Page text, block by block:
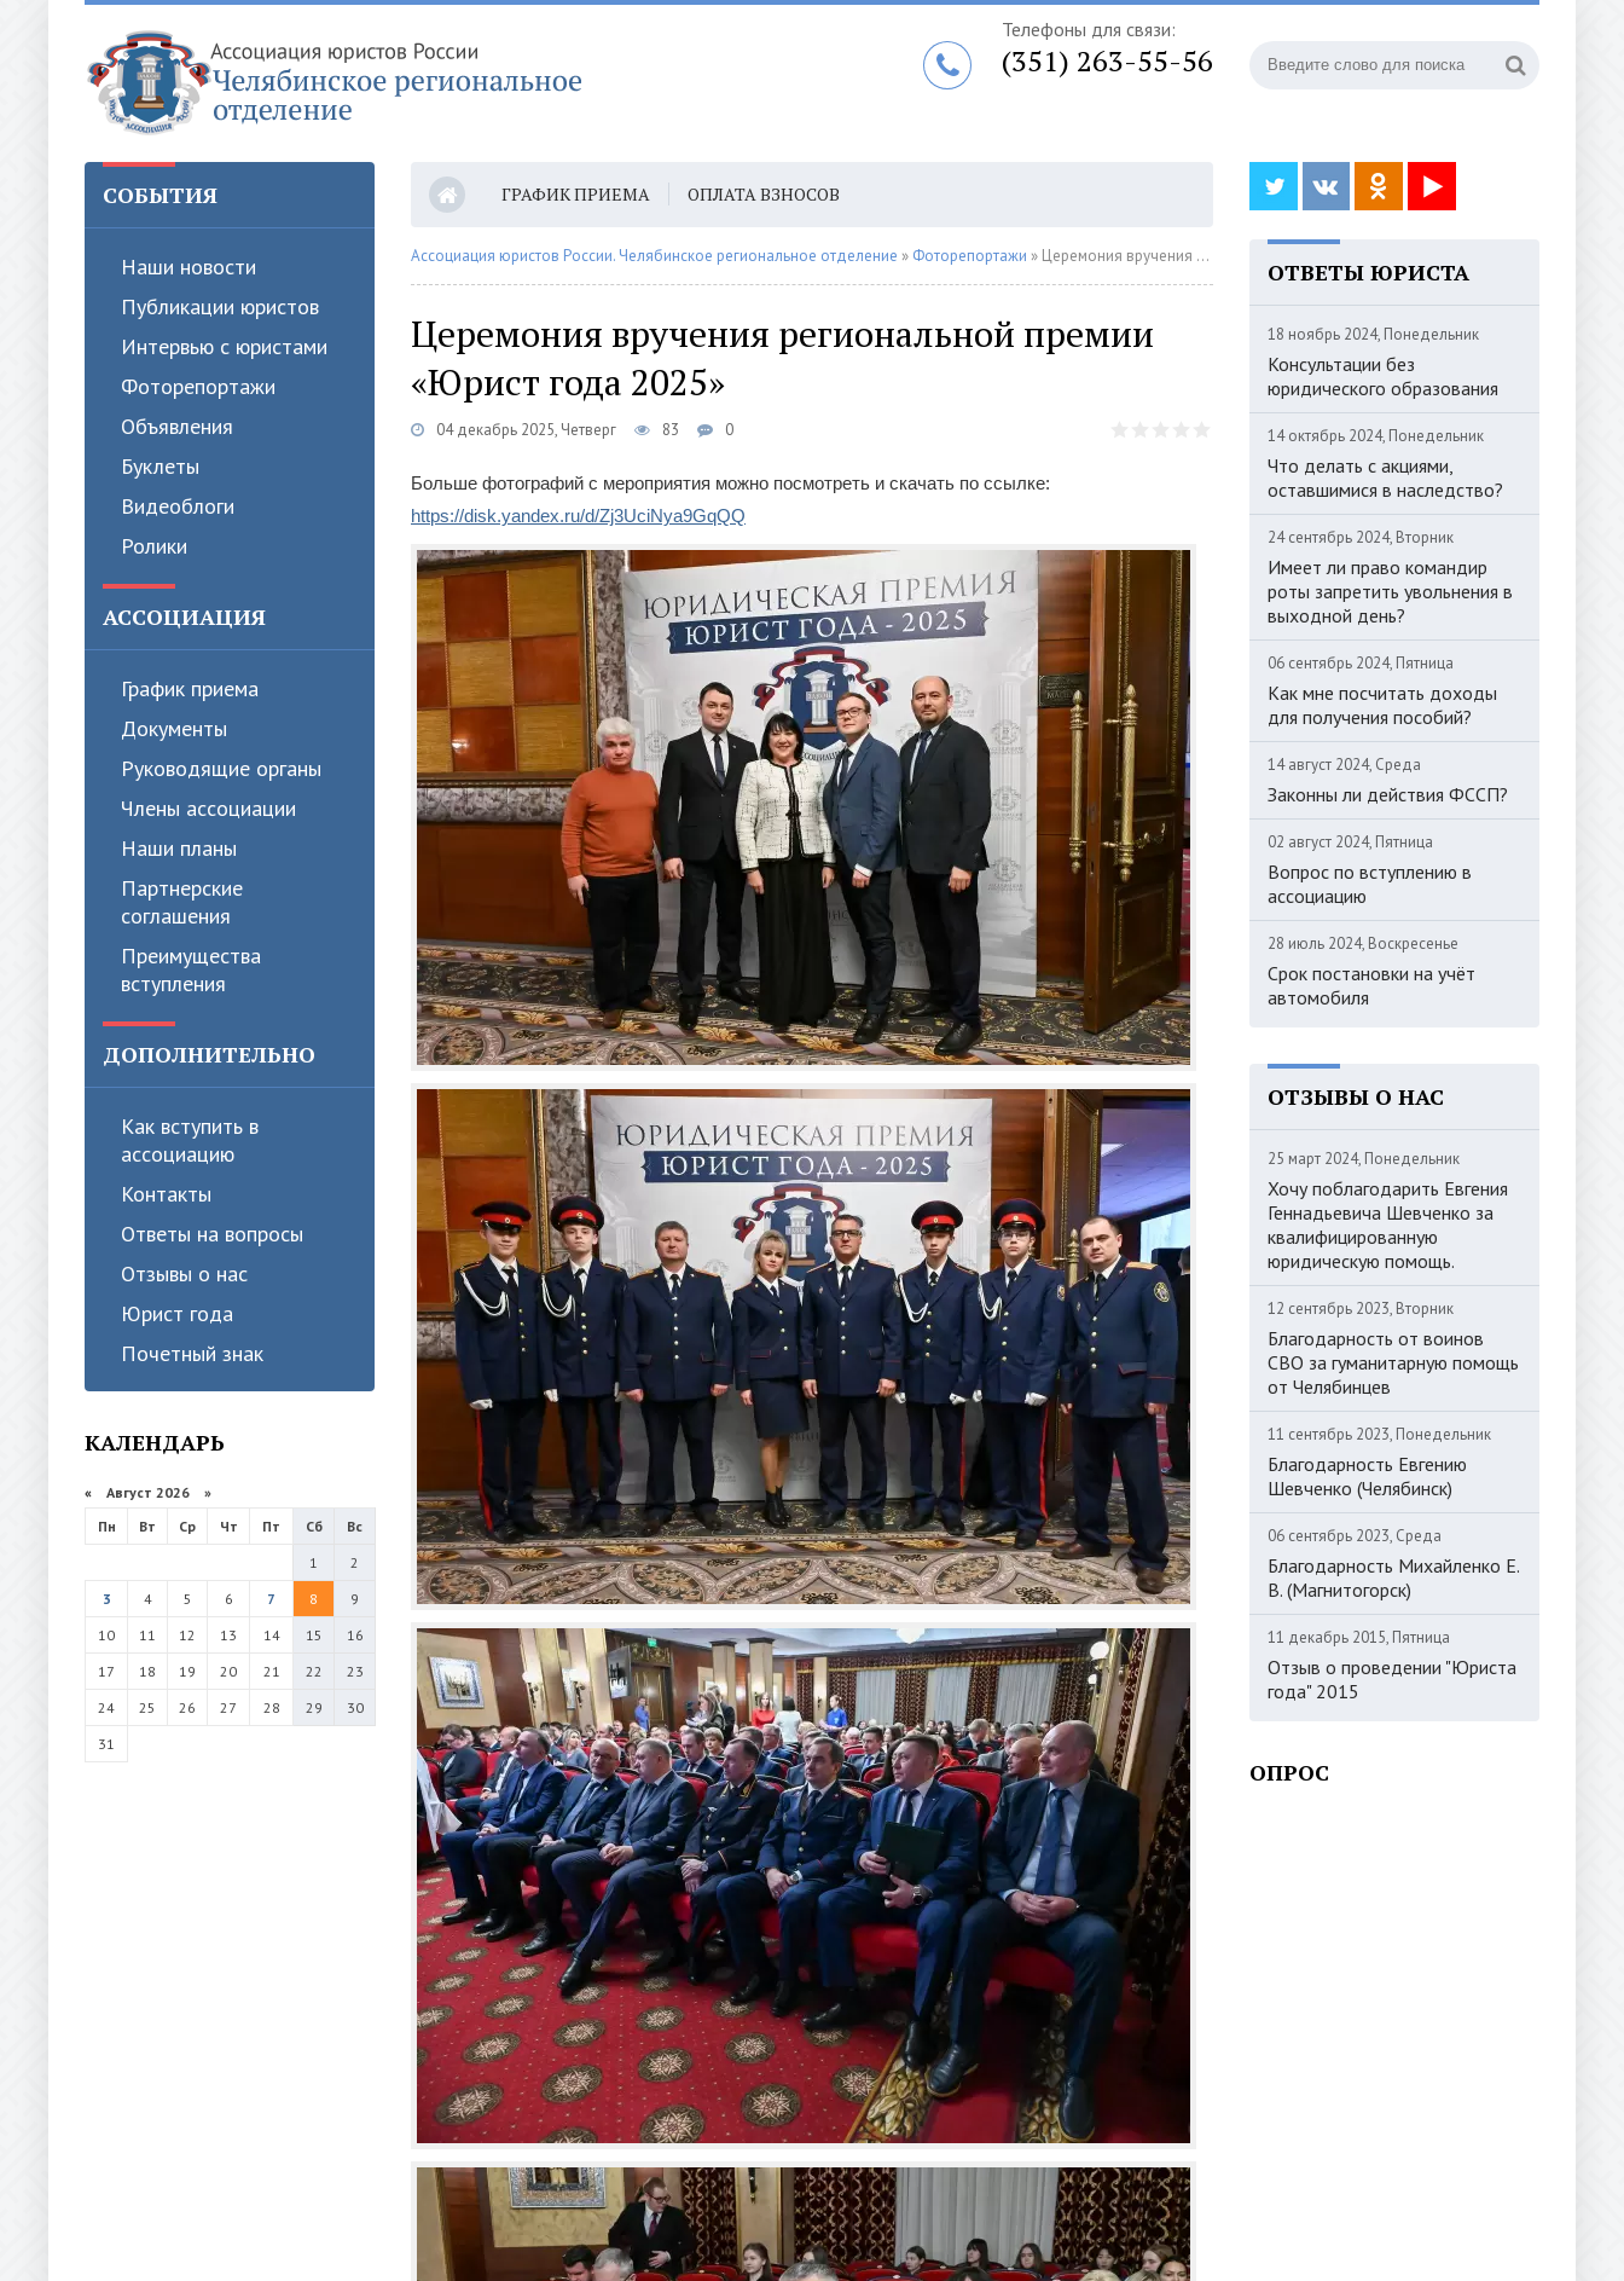
Телефоны для связи:
(351) 263-55-56
СОБЫТИЯ
Наши новости
Публикации юристов
Интервью с юристами
Фоторепортажи
Объявления
Буклеты
Видеоблоги
Ролики
АССОЦИАЦИЯ
График приема
Документы
Руководящие органы
Члены ассоциации
Наши планы
Партнерские
соглашения
Преимущества
вступления
ДОПОЛНИТЕЛЬНО
Как вступить в
ассоциацию
Контакты
Ответы на вопросы
Отзывы о нас
Юрист года
Почетный знак
КАЛЕНДАРЬ
« Август 2026 »
Пн
Вт Ср Чт Пт Сб
Вс
1
2
3
4 5 6 7 8
9
10
11 12 13 14 15
16
17
18 19 20 21 22
23
24
25 26 27 28 29
30
31
ГРАФИК ПРИЕМА ОПЛАТА ВЗНОСОВ
ОПЛАТА ЕЖЕГОДНЫХ ВЗНОСОВ ПО СБП
Ассоциация юристов России. Челябинское региональное отделение » Фоторепортажи » Церемония вручения региональной премии «Юрист года 2025»
Церемония вручения региональной премии
«Юрист года 2025»
04 декабрь 2025, Четверг 83 0
Больше фотографий с мероприятия можно посмотреть и скачать по ссылке:
https://disk.yandex.ru/d/Zj3UciNya9GqQQ
ОТВЕТЫ ЮРИСТА
18 ноябрь 2024, Понедельник
Консультации без
юридического образования
14 октябрь 2024, Понедельник
Что делать с акциями,
оставшимися в наследство?
24 сентябрь 2024, Вторник
Имеет ли право командир
роты запретить увольнения в
выходной день?
06 сентябрь 2024, Пятница
Как мне посчитать доходы
для получения пособий?
14 август 2024, Среда
Законны ли действия ФССП?
02 август 2024, Пятница
Вопрос по вступлению в
ассоциацию
28 июль 2024, Воскресенье
Срок постановки на учёт
автомобиля
ОТЗЫВЫ О НАС
25 март 2024, Понедельник
Хочу поблагодарить Евгения
Геннадьевича Шевченко за
квалифицированную
юридическую помощь.
12 сентябрь 2023, Вторник
Благодарность от воинов
СВО за гуманитарную помощь
от Челябинцев
11 сентябрь 2023, Понедельник
Благодарность Евгению
Шевченко (Челябинск)
06 сентябрь 2023, Среда
Благодарность Михайленко Е.
В. (Магнитогорск)
11 декабрь 2015, Пятница
Отзыв о проведении "Юриста
года" 2015
ОПРОС